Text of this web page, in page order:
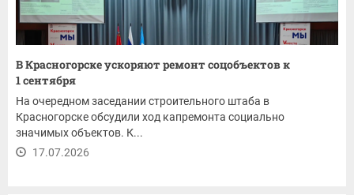
В Красногорске ускоряют ремонт соцобъектов к
1 сентября
На очередном заседании строительного штаба в
Красногорске обсудили ход капремонта социально
значимых объектов. К...
17.07.2026